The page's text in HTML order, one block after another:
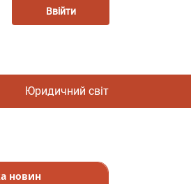
Ввійти
Юридичний світ
новин